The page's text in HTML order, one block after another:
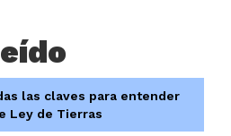
las claves para entender
Ley de Tierras